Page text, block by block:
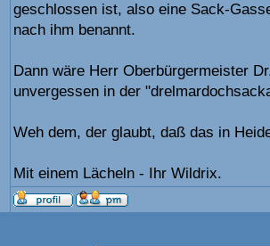
geschlossen ist, also eine Sack-
nach ihm benannt.
Dann wäre Herr Oberbürgermeister
unvergessen in der
Weh dem, der glaubt, daß das in
Mit einem Lächeln - Ihr Wildrix.